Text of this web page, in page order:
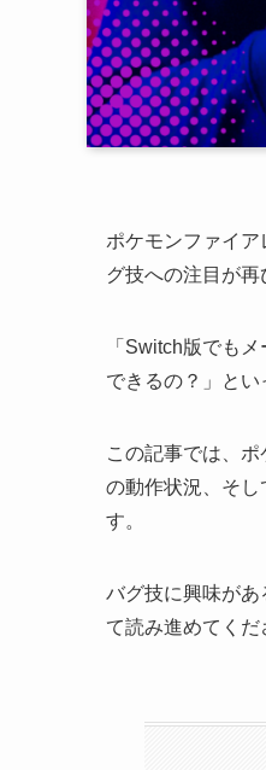
ポケモンファイ
グ技への注目が再
「Switch版でも
できるの？」とい
この記事では、
の動作状況、そ
す。
バグ技に興味が
て読み進めてくだ